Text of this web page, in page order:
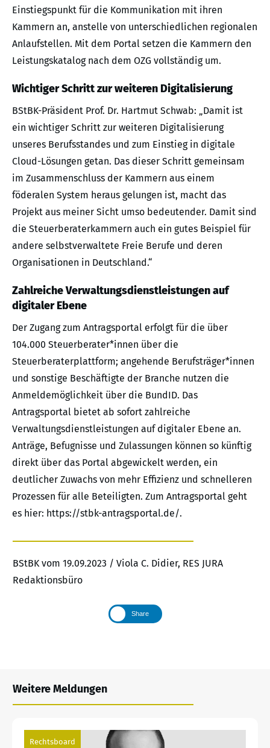
Einstiegspunkt für die Kommunikation mit ihren
Kammern an, anstelle von unterschiedlichen regionalen
Anlaufstellen. Mit dem Portal setzen die Kammern den
Leistungskatalog nach dem OZG vollständig um.
Wichtiger Schritt zur weiteren Digitalisierung
BStBK-Präsident Prof. Dr. Hartmut Schwab: „Damit ist
ein wichtiger Schritt zur weiteren Digitalisierung
unseres Berufsstandes und zum Einstieg in digitale
Cloud-Lösungen getan. Das dieser Schritt gemeinsam
im Zusammenschluss der Kammern aus einem
föderalen System heraus gelungen ist, macht das
Projekt aus meiner Sicht umso bedeutender. Damit sind
die Steuerberaterkammern auch ein gutes Beispiel für
andere selbstverwaltete Freie Berufe und deren
Organisationen in Deutschland.“
Zahlreiche Verwaltungsdienstleistungen auf
digitaler Ebene
Der Zugang zum Antragsportal erfolgt für die über
104.000 Steuerberater*innen über die
Steuerberaterplattform; angehende Berufsträger*innen
und sonstige Beschäftigte der Branche nutzen die
Anmeldemöglichkeit über die BundID. Das
Antragsportal bietet ab sofort zahlreiche
Verwaltungsdienstleistungen auf digitaler Ebene an.
Anträge, Befugnisse und Zulassungen können so künftig
direkt über das Portal abgewickelt werden, ein
deutlicher Zuwachs von mehr Effizienz und schnelleren
Prozessen für alle Beteiligten. Zum Antragsportal geht
es hier: https://stbk-antragsportal.de/.
BStBK vom 19.09.2023 / Viola C. Didier, RES JURA
Redaktionsbüro
Share
Weitere Meldungen
Rechtsboard